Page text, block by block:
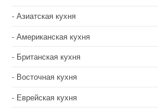
Азиатская кухня
Американская кухня
Британская кухня
Восточная кухня
Еврейская кухня